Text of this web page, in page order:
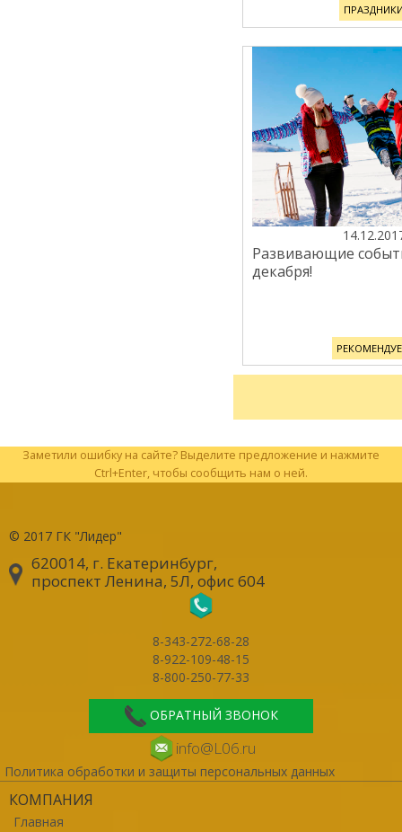
Развивающие
декабря!
Заметили ошибку на сайте? Выделите предложение и нажмите
Ctrl+Enter, чтобы сообщить нам о ней.
© 2017 ГК "Лидер"
620014, г. Екатеринбург,
проспект Ленина, 5Л, офис 604
8-343-272-68-28
8-922-109-48-15
8-800-250-77-33
ОБРАТНЫЙ ЗВОНОК
info@L06.ru
Политика обработки и защиты персональных данных
КОМПАНИЯ
Главная